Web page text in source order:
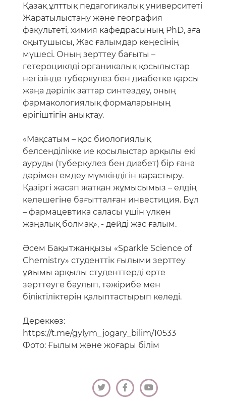
Қазақ ұлттық педагогикалық университеті
Жаратылыстану және география
факультеті, химия кафедрасының PhD, аға
оқытушысы, Жас ғалымдар кеңесінің
мүшесі. Оның зерттеу бағыты –
гетероциклді органикалық қосылыстар
негізінде туберкулез бен диабетке қарсы
жаңа дәрілік заттар синтездеу, оның
фармакологиялық формаларының
ерігіштігін анықтау.
«Мақсатым – қос биологиялық
белсенділікке ие қосылыстар арқылы екі
ауруды (туберкулез бен диабет) бір ғана
дәрімен емдеу мүмкіндігін қарастыру.
Қазіргі жасап жатқан жұмысымыз – елдің
келешегіне бағытталған инвестиция. Бұл
– фармацевтика саласы үшін үлкен
жаңалық болмақ», - дейді жас ғалым.
Әсем Бақытжанқызы «Sparkle Science of
Chemistry» студенттік ғылыми зерттеу
ұйымы арқылы студенттерді ерте
зерттеуге баулып, тәжірибе мен
біліктіліктерін қалыптастырып келеді.
Дереккөз:
https://t.me/gylym_jogary_bilim/10533
Фото: Ғылым және жоғары білім